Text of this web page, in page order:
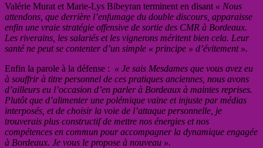
Valérie Murat et Marie-Lys Bibeyran terminent en disant « Nous
attendons, que derrière l’enfumage du double discours, apparaisse
enfin une vraie stratégie offensive de sortie des CMR à Bordeaux.
Les riverains, les salariés et les vignerons méritent bien cela. Leur
santé ne peut se contenter d’un simple « principe » d’évitement ».
Enfin la parole à la défense : « Je sais Mesdames que vous avez eu
à souffrir à titre personnel de ces pratiques anciennes, nous avons
d’ailleurs eu l’occasion d’en parler à Bordeaux à maintes reprises.
Plutôt que d’alimenter une polémique vaine et injuste par médias
interposés, et de choisir la voie de l’attaque personnelle, je
trouverais plus constructif de mettre nos énergies et nos
compétences en commun pour accompagner la dynamique engagée
à Bordeaux. Je vous le propose à nouveau ».